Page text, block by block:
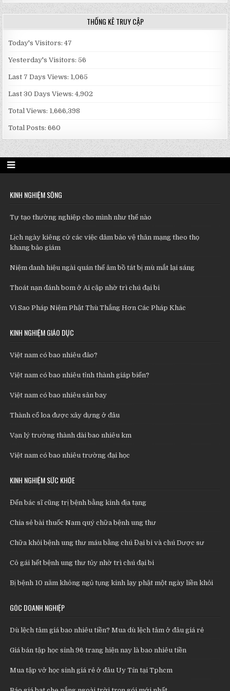
THỐNG KÊ TRUY CẬP
Today's Visitors:47
Yesterday's Visitors:56
Last 7 Days Views: 1,065
Last 30 Days Views:4,902
Total Views: 1,666,398
Total Posts:660
KINH NGHIỆM SỐNG
Tự tạo thường nghiệp cho mình như thế nào
Lịch ngày kiêng cử các việc dâm bảo vệ thân mạng theo thọ
khang bảo giám
Niệm danh hiệu ngài quán thế âm bồ tát bị mù mắt lại sáng
Thoát nạn đánh bom ở Ai cập nhờ trì chú đại bi
Vì Sao Pháp Niệm Phật Thù Thắng Hơn Các Pháp Khác
KINH NGHIỆM GIÁO DỤC
Việt nam có bao nhiêu đảo?
Việt nam có bao nhiêu tỉnh thành giáp biển?
Việt nam có bao nhiêu sân bay
Thành cổ loa được xây dựng ở đâu
Vạn lý trường thành dài bao nhiêu km
Việt nam có bao nhiêu trường đại học
KINH NGHIỆM SỨC KHỎE
Đến bác sĩ cũng trị bệnh bằng kinh địa tạng
Chia sẻ bài thuốc Nam quý chữa bệnh ung thư
Chữa khỏi bệnh ung thư máu bằng chú Đại bi và chú Dược sư
Cô gái hết bệnh ung thư tủy nhờ trì chú đại bi
Bị bệnh 10 năm không ngủ tụng kinh lạy phật một ngày liền khỏi
GÓC DOANH NGHIỆP
Dù lệch tâm giá bao nhiêu tiền? Mua dù lệch tâm ở đâu giá rẻ
Giá bán tập học sinh 96 trang hiện nay là bao nhiêu tiền
Mua tập vở học sinh giá rẻ ở đâu Uy Tín tại Tphcm